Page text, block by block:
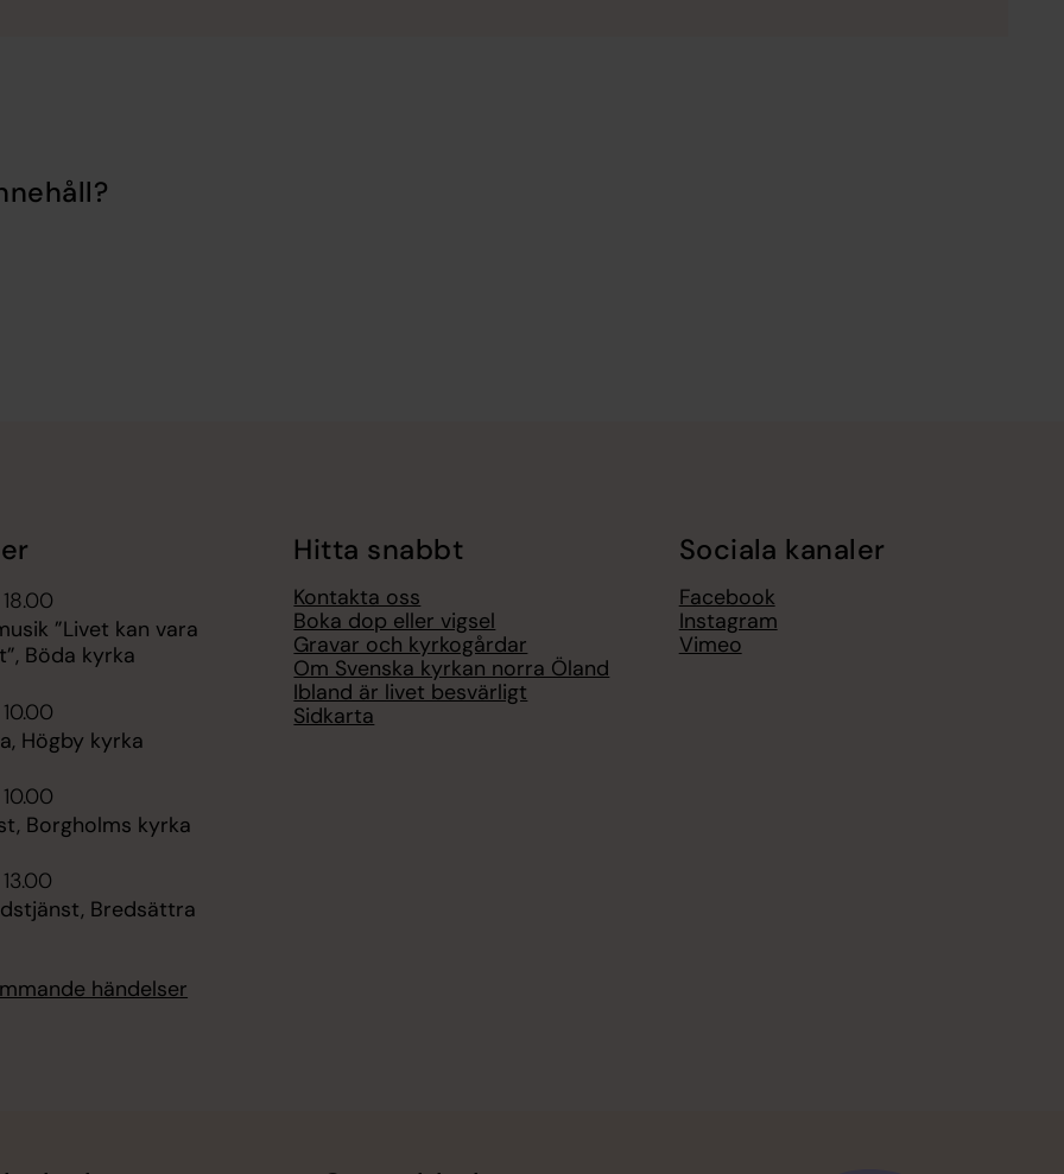
”Livet kan vara
Böda kyrka
Högby kyrka
Borgholms kyrka
Bredsättra
händelser
Hitta snabbt
Kontakta oss
Boka dop eller vigsel
Gravar och kyrkogårdar
Om Svenska kyrkan norra Öland
Ibland är livet besvärligt
Sidkarta
Sociala kanaler
Facebook
Instagram
Vimeo